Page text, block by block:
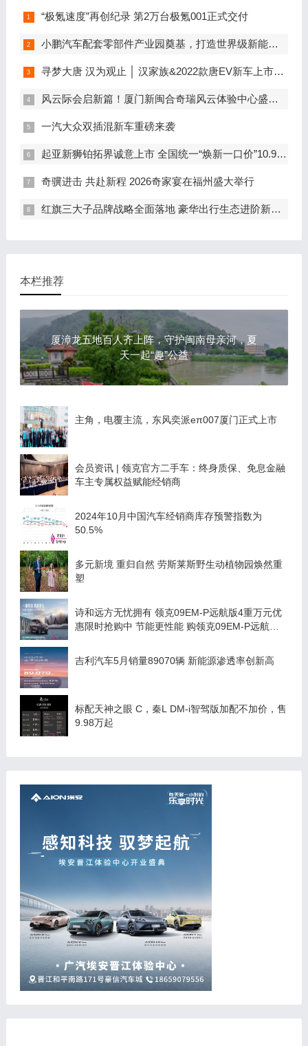
“极氪速度”再创纪录 第2万台极氪001正式交付
小鹏汽车配套零部件产业园奠基，打造世界级新能源智能汽车集群
寻梦大唐 汉为观止 │ 汉家族&2022款唐EV新车上市发布会，敬请期待！
风云际会启新篇！厦门新闽合奇瑞风云体验中心盛大开业
一汽大众双插混新车重磅来袭
起亚新狮铂拓界诚意上市 全国统一“焕新一口价”10.99万元起
奇骥进击 共赴新程 2026奇家宴在福州盛大举行
红旗三大子品牌战略全面落地 豪华出行生态进阶新篇章
本栏推荐
厦漳龙五地百人齐上阵，守护闽南母亲河，夏
天一起“趣”公益
主角，电覆主流，东风奕派eπ007厦门正式上市
会员资讯 | 领克官方二手车：终身质保、免息金融
车主专属权益赋能经销商
2024年10月中国汽车经销商库存预警指数为
50.5%
多元新境 重归自然 劳斯莱斯野生动植物园焕然重
塑
诗和远方无忧拥有 领克09EM-P远航版4重万元优
惠限时抢购中 节能更性能 购领克09EM-P远航版
吉利汽车5月销量89070辆 新能源渗透率创新高
标配天神之眼 C，秦L DM-i智驾版加配不加价，售
9.98万起